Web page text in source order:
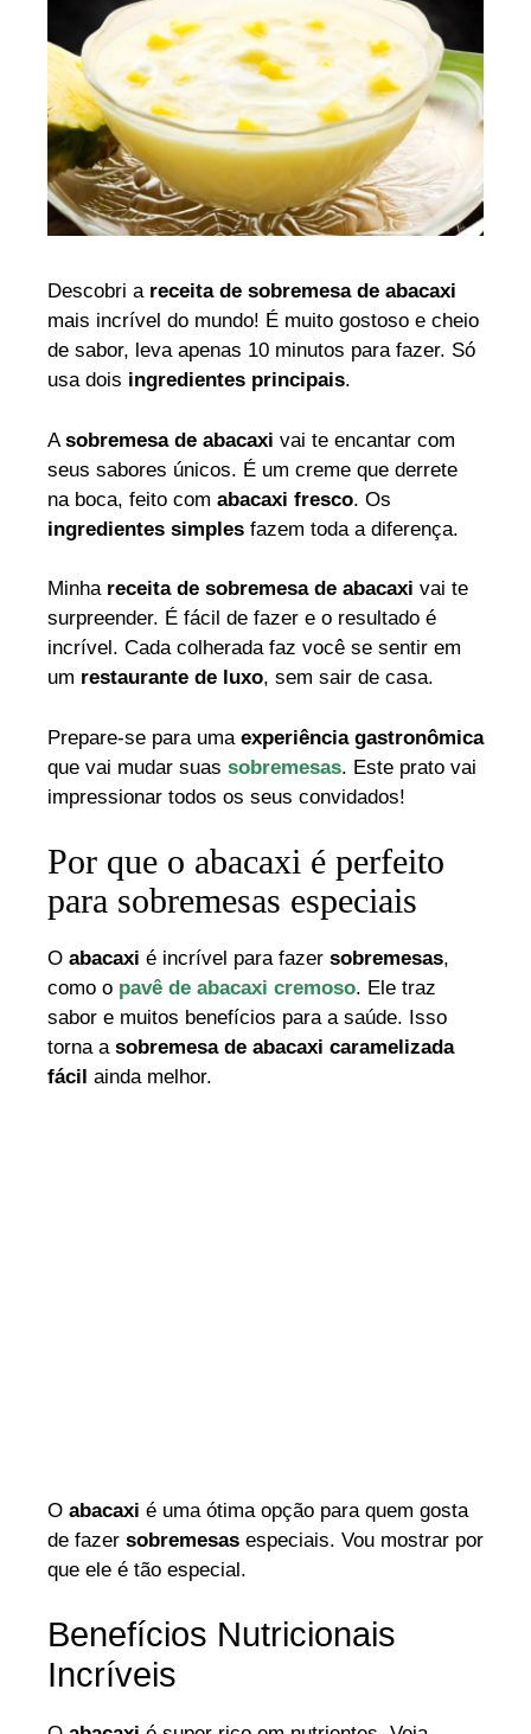
Descobri a receita de sobremesa de abacaxi
mais incrível do mundo! É muito gostoso e cheio
de sabor, leva apenas 10 minutos para fazer. Só
usa dois ingredientes principais.
Asobremesa de abacaxi vai te encantar com
seus sabores únicos. É um creme que derrete
na boca, feito com abacaxi fresco. Os
ingredientes simples fazem toda a diferença.
Minha receita de sobremesa de abacaxi vai te
surpreender. É fácil de fazer e o resultado é
incrível. Cada colherada faz você se sentir em
um restaurante de luxo, sem sair de casa.
Prepare-se para uma experiência gastronômica
que vai mudar suas sobremesas. Este prato vai
impressionar todos os seus convidados!
Por que o abacaxi é perfeito
para sobremesas especiais
O abacaxi é incrível para fazer sobremesas,
como o pavê de abacaxi cremoso. Ele traz
sabor e muitos benefícios para a saúde. Isso
torna a sobremesa de abacaxi caramelizada
fácil ainda melhor.
O abacaxi é uma ótima opção para quem gosta
de fazer sobremesas especiais. Vou mostrar por
que ele é tão especial.
Benefícios Nutricionais
Incríveis